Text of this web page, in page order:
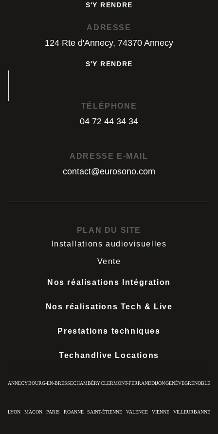
S'Y RENDRE
ADRESSE
124 Rte d'Annecy, 74370 Annecy
S'Y RENDRE
TÉLÉPHONE
04 72 44 34 34
ADRESSE E-MAIL
contact@eurosono.com
PLAN DU SITE
Installations audiovisuelles
Vente
Nos réalisations Intégration
Nos réalisations Tech & Live
Prestations techniques
Techandlive Locations
ANNECYBOURG-EN-BRESSECHAMBÉRYCLERMONT-FERRANDDIJONGENÈVEGRENOBLE
LYON MÂCON PARIS ROANNE SAINT-ÉTIENNE VALENCE VIENNE VILLEURBANNE